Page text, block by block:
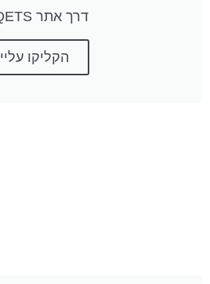
דרך אתר TIQETS
הקליקו עליי